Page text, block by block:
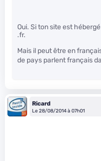
Oui. Si ton site est hébergé
.fr.
Mais il peut être en
de pays parlent français
Ricard
Le 28/08/2014 à 07h01